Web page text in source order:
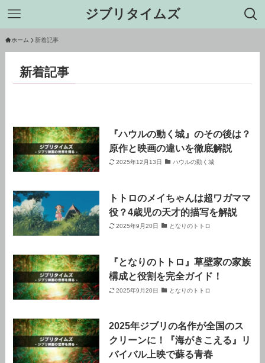
ジブリタイムズ
ホーム 新着記事
新着記事
『ハウルの動く城』のその後は？
原作と映画の違いを徹底解説
2025年12月13日 ハウルの動く城
トトロのメイちゃんは超ワガママ
役？4歳児の天才的描写を解説
2025年9月20日 となりのトトロ
『となりのトトロ』草壁家の家族
構成と役割を完全ガイド！
2025年9月20日 となりのトトロ
2025年ジブリの名作が全国のス
クリーンに！『海がきこえる』リ
バイバル上映で蘇る青春